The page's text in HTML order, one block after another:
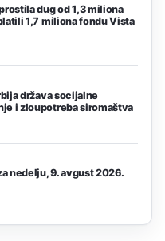
dug od 1,3 miliona
1,7 miliona fondu Vista
država socijalne
i zloupotreba siromaštva
nedelju, 9. avgust 2026.